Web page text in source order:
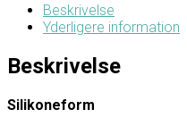
Beskrivelse
Yderligere information
Beskrivelse
Silikoneform